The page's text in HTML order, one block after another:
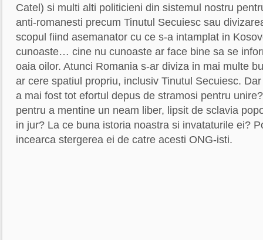
Catel) si multi alti politicieni din sistemul nostru
anti-romanesti precum Tinutul Secuiesc sau
scopul fiind asemanator cu ce s-a intamplat in
cunoaste… cine nu cunoaste ar face bine sa se
oaia oilor. Atunci Romania s-ar diviza in mai multe
ar cere spatiul propriu, inclusiv Tinutul Secuiesc.
a mai fost tot efortul depus de stramosi pentru
pentru a mentine un neam liber, lipsit de sclavia
in jur? La ce buna istoria noastra si invataturile ei?
incearca stergerea ei de catre acesti ONG-isti.